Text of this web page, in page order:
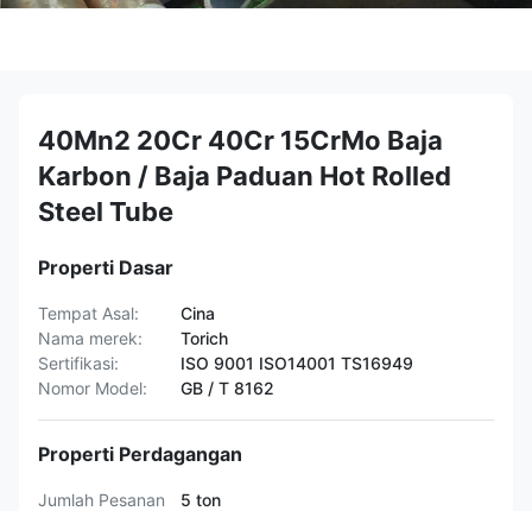
40Mn2 20Cr 40Cr 15CrMo Baja
Karbon / Baja Paduan Hot Rolled
Steel Tube
Properti Dasar
Tempat Asal:
Cina
Nama merek:
Torich
Sertifikasi:
ISO 9001 ISO14001 TS16949
Nomor Model:
GB / T 8162
Properti Perdagangan
Jumlah Pesanan
5 ton